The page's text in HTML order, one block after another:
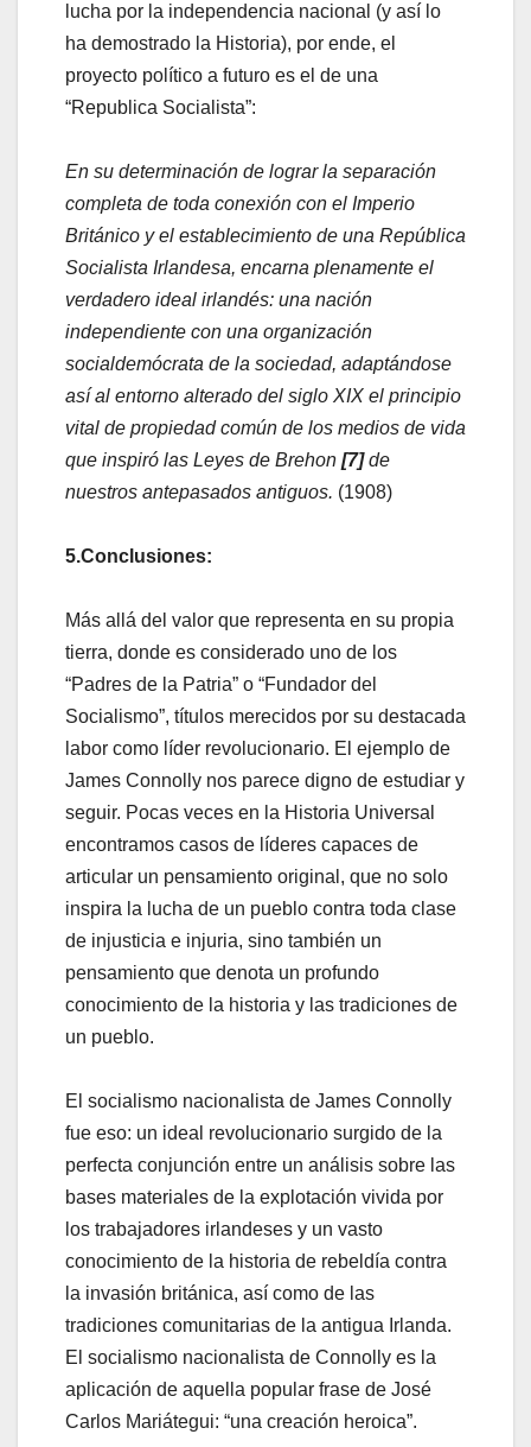
lucha por la independencia nacional (y así lo
ha demostrado la Historia), por ende, el
proyecto político a futuro es el de una
“Republica Socialista”:
En su determinación de lograr la separación
completa de toda conexión con el Imperio
Británico y el establecimiento de una República
Socialista Irlandesa, encarna plenamente el
verdadero ideal irlandés: una nación
independiente con una organización
socialdemócrata de la sociedad, adaptándose
así al entorno alterado del siglo XIX el principio
vital de propiedad común de los medios de vida
que inspiró las Leyes de Brehon [7]de
nuestros antepasados antiguos. (1908)
5.Conclusiones:
Más allá del valor que representa en su propia
tierra, donde es considerado uno de los
“Padres de la Patria” o “Fundador del
Socialismo”, títulos merecidos por su destacada
labor como líder revolucionario. El ejemplo de
James Connolly nos parece digno de estudiar y
seguir. Pocas veces en la Historia Universal
encontramos casos de líderes capaces de
articular un pensamiento original, que no solo
inspira la lucha de un pueblo contra toda clase
de injusticia e injuria, sino también un
pensamiento que denota un profundo
conocimiento de la historia y las tradiciones de
un pueblo.
El socialismo nacionalista de James Connolly
fue eso: un ideal revolucionario surgido de la
perfecta conjunción entre un análisis sobre las
bases materiales de la explotación vivida por
los trabajadores irlandeses y un vasto
conocimiento de la historia de rebeldía contra
la invasión británica, así como de las
tradiciones comunitarias de la antigua Irlanda.
El socialismo nacionalista de Connolly es la
aplicación de aquella popular frase de José
Carlos Mariátegui: “una creación heroica”.